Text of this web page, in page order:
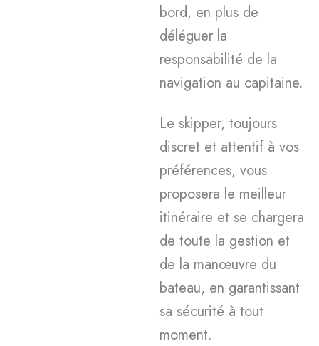
bord, en plus de
déléguer la
responsabilité de la
navigation au capitaine.
Le skipper, toujours
discret et attentif à vos
préférences, vous
proposera le meilleur
itinéraire et se chargera
de toute la gestion et
de la manœuvre du
bateau, en garantissant
sa sécurité à tout
moment.